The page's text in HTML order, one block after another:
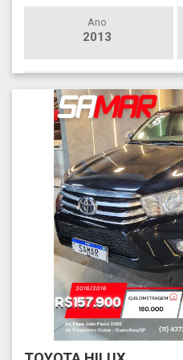
Ano
2013